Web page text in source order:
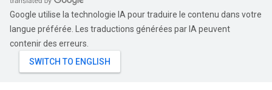
Google utilise la technologie IA pour traduire le contenu dans votre
langue préférée. Les traductions générées par IA peuvent
contenir des erreurs.